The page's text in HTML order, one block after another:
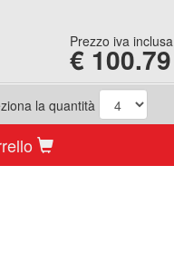
Prezzo iva inclusa
€ 100.79
la quantità